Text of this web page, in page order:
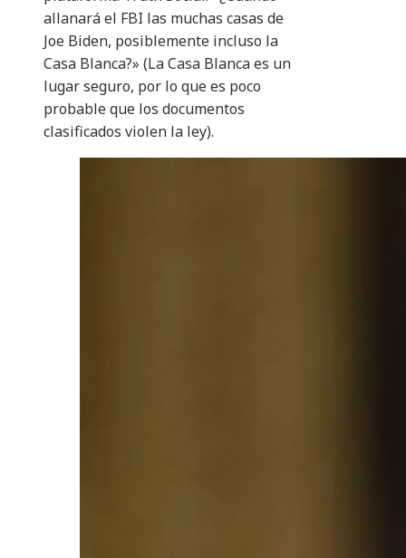
allanará el FBI las muchas casas de
Joe Biden, posiblemente incluso la
Casa Blanca?» (La Casa Blanca es un
lugar seguro, por lo que es poco
probable que los documentos
clasificados violen la ley).